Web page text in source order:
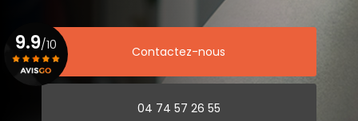
Contactez-nous
04 74 57 26 55
9.9/10